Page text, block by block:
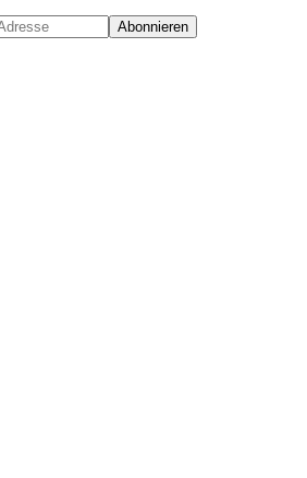
Abonnieren